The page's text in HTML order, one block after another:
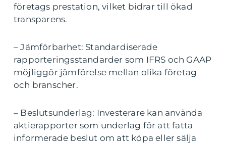
företags prestation, vilket bidrar till ökad
transparens.
– Jämförbarhet: Standardiserade
rapporteringsstandarder som IFRS och GAAP
möjliggör jämförelse mellan olika företag
och branscher.
– Beslutsunderlag: Investerare kan använda
aktierapporter som underlag för att fatta
informerade beslut om att köpa eller sälja